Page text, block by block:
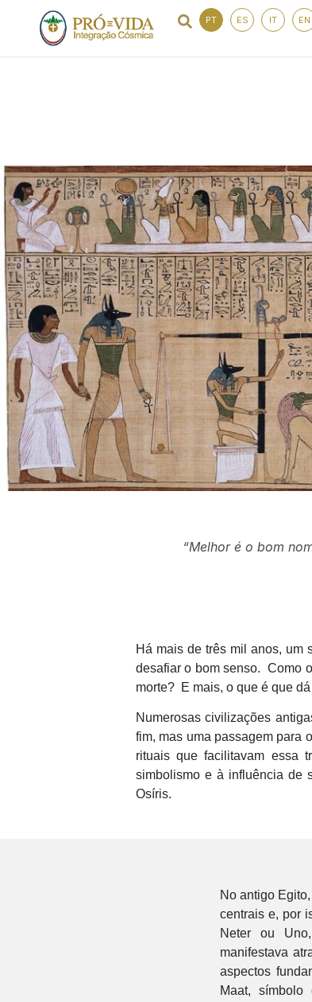
PT ES IT EN
“Melhor é o bom
Há mais de três mil anos, um
desafiar o bom senso. Como
morte? E mais, o que é que
Numerosas civilizações
fim, mas uma passagem para
rituais que facilitavam essa
simbolismo e à influência de
Osíris.
No antigo
centrais e, por
Neter ou
manifestava
aspectos
Maat,